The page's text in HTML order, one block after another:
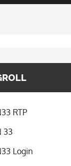
RTP
33
Login